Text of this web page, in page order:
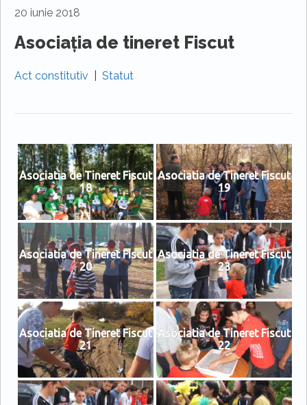
20 iunie 2018
Asociația de tineret Fiscut
Act constitutiv Statut
Asociatia de Tineret Fiscut
18
Asociatia de Tineret Fiscut
19
Asociatia de Tineret Fiscut
20
Asociatia de Tineret Fiscut
23
Asociatia de Tineret Fiscut
21
Asociatia de Tineret Fiscut
22